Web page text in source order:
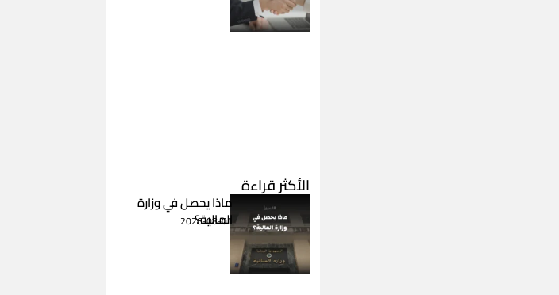
الأكثر قراءة
ماذا يحصل في وزارة
المالية؟
2026-08-01